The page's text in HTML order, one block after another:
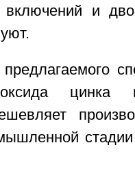
и
предлагаемого
оксида